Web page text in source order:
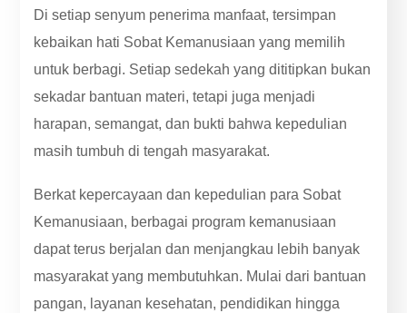
Di setiap senyum penerima manfaat, tersimpan
kebaikan hati Sobat Kemanusiaan yang memilih
untuk berbagi. Setiap sedekah yang dititipkan bukan
sekadar bantuan materi, tetapi juga menjadi
harapan, semangat, dan bukti bahwa kepedulian
masih tumbuh di tengah masyarakat.
Berkat kepercayaan dan kepedulian para Sobat
Kemanusiaan, berbagai program kemanusiaan
dapat terus berjalan dan menjangkau lebih banyak
masyarakat yang membutuhkan. Mulai dari bantuan
pangan, layanan kesehatan, pendidikan hingga